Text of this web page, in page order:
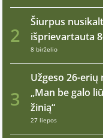
2
Šiurpus
išprievartauta
8 birželio
3
Užgeso 26-
„Man be galo
žinią“
27 liepos